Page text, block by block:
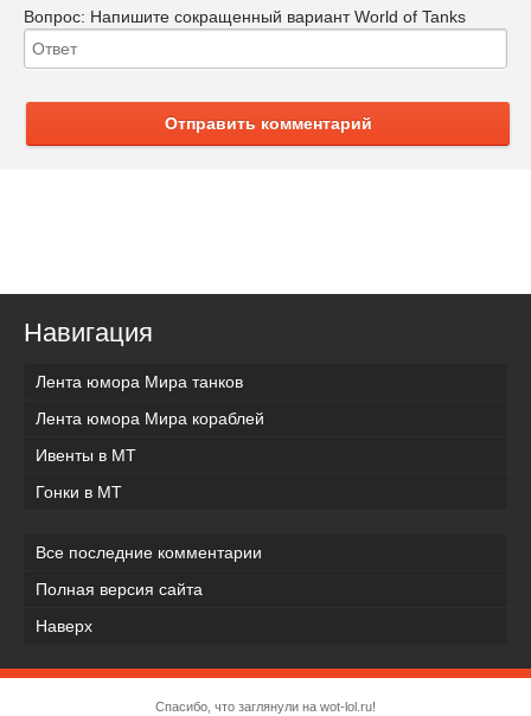
Вопрос: Напишите сокращенный вариант World of Tanks
Отправить комментарий
Навигация
Лента юмора Мира танков
Лента юмора Мира кораблей
Ивенты в МТ
Гонки в МТ
Все последние комментарии
Полная версия сайта
Наверх
Спасибо, что заглянули на wot-lol.ru!